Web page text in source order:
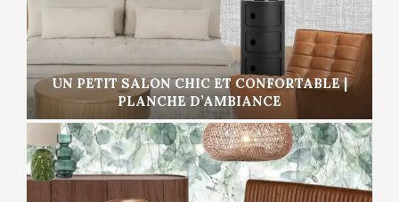
UN PETIT SALON CHIC ET CONFORTABLE |
PLANCHE D’AMBIANCE